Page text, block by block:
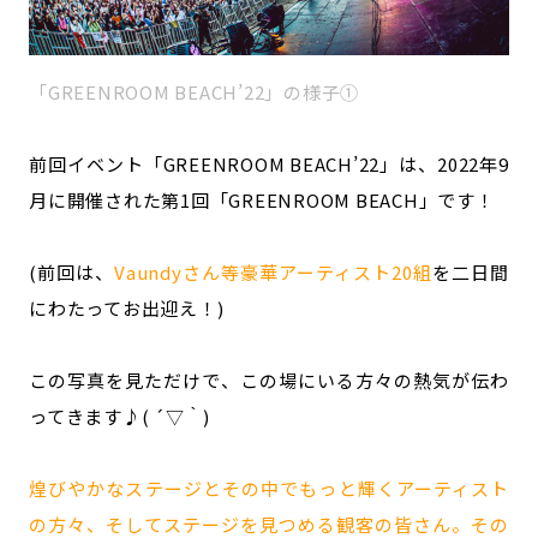
「GREENROOM BEACH’22」の様子①
前回イベント「GREENROOM BEACH’22」は、2022年9
月に開催された第1回「GREENROOM BEACH」です！
(前回は、Vaundyさん等豪華アーティスト20組を二日間
にわたってお出迎え！)
この写真を見ただけで、この場にいる方々の熱気が伝わ
ってきます♪( ´▽｀)
煌びやかなステージとその中でもっと輝くアーティスト
の方々、そしてステージを見つめる観客の皆さん。その